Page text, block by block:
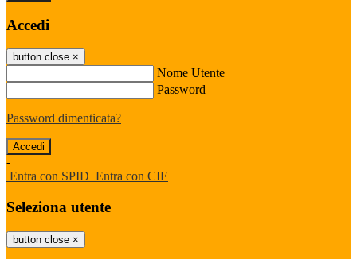
Accedi
button close ×
Nome Utente
Password
Password dimenticata?
-
Entra con SPID Entra con CIE
Seleziona utente
button close ×